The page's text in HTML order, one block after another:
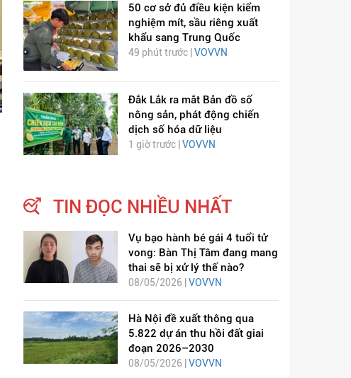
50 cơ sở đủ điều kiện kiểm
nghiệm mít, sầu riêng xuất
khẩu sang Trung Quốc
49 phút trước | VOVVN
Đắk Lắk ra mắt Bản đồ số
nông sản, phát động chiến
dịch số hóa dữ liệu
1 giờ trước | VOVVN
TIN ĐỌC NHIỀU NHẤT
Vụ bạo hành bé gái 4 tuổi tử
vong: Bàn Thị Tâm đang mang
thai sẽ bị xử lý thế nào?
08/05/2026 | VOVVN
Hà Nội đề xuất thông qua
5.822 dự án thu hồi đất giai
đoạn 2026–2030
08/05/2026 | VOVVN